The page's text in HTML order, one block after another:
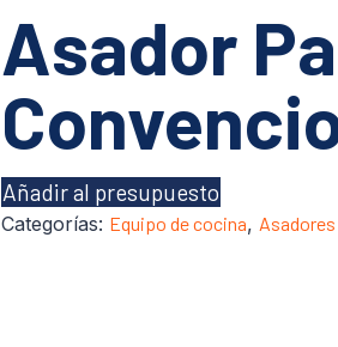
Asador
Añadir al presupuesto
Categorías: Equipo de cocina,